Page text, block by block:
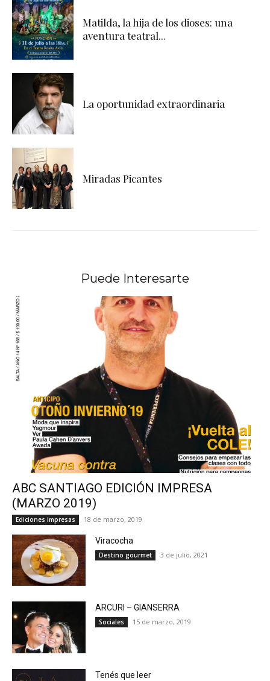
Matilda, la hija de los dioses: una
aventura teatral...
La oportunidad extraordinaria
Miradas Picantes
Puede Interesarte
ABC SANTIAGO EDICIÓN IMPRESA
(MARZO 2019)
Ediciones impresas 18 de marzo, 2019
Viracocha
Destino gourmet 3 de julio, 2021
ARCURI – GIANSERRA
Sociales 15 de marzo, 2019
Tenés que leer